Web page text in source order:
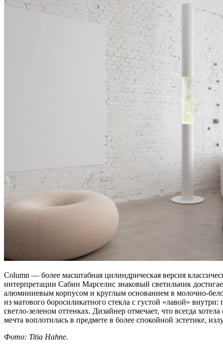
Column — более масштабная цилиндрическая версия
интерпретации Сабин Марселис знаковый светильник
алюминиевым корпусом и круглым основанием в молочно-
из матового боросиликатного стекла с густой «лавой»
светло-зеленом оттенках. Дизайнер отмечает, что всегда
мечта воплотилась в предмете в более спокойной эстетике,
Фото: Titia Hahne.